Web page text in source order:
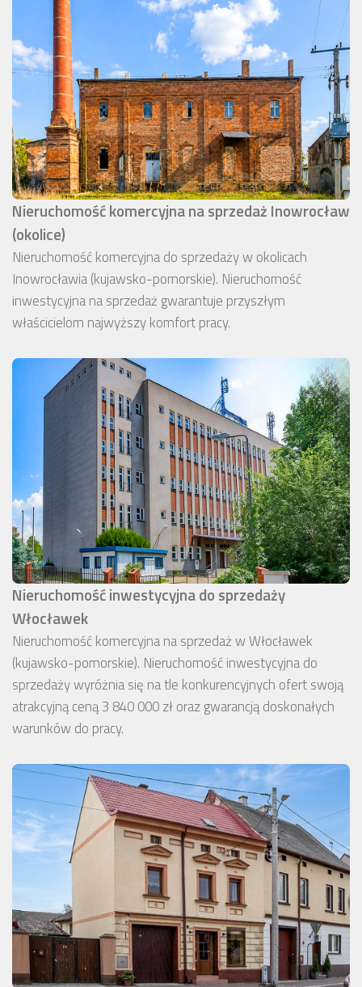
Nieruchomość komercyjna na sprzedaż Inowrocław
(okolice)
Nieruchomość komercyjna do sprzedaży w okolicach
Inowrocławia (kujawsko-pomorskie). Nieruchomość
inwestycyjna na sprzedaż gwarantuje przyszłym
właścicielom najwyższy komfort pracy.
Nieruchomość inwestycyjna do sprzedaży
Włocławek
Nieruchomość komercyjna na sprzedaż w Włocławek
(kujawsko-pomorskie). Nieruchomość inwestycyjna do
sprzedaży wyróżnia się na tle konkurencyjnych ofert swoją
atrakcyjną ceną 3 840 000 zł oraz gwarancją doskonałych
warunków do pracy.